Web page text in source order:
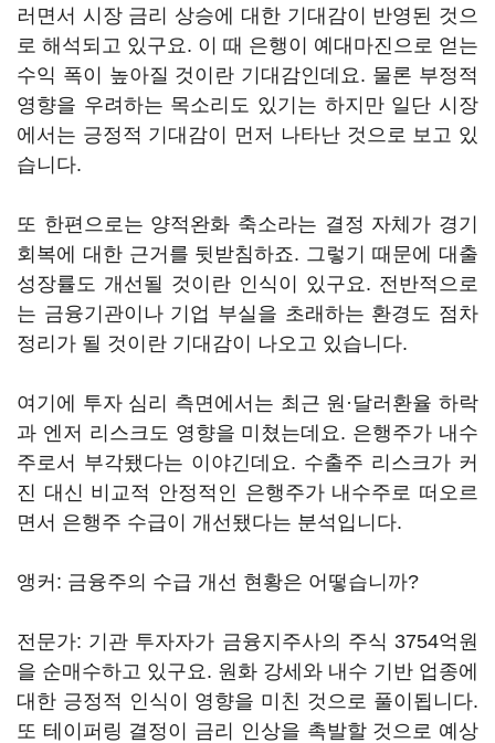
러면서 시장 금리 상승에 대한 기대감이 반영된 것으
로 해석되고 있구요. 이 때 은행이 예대마진으로 얻는
수익 폭이 높아질 것이란 기대감인데요. 물론 부정적
영향을 우려하는 목소리도 있기는 하지만 일단 시장
에서는 긍정적 기대감이 먼저 나타난 것으로 보고 있
습니다.
또 한편으로는 양적완화 축소라는 결정 자체가 경기
회복에 대한 근거를 뒷받침하죠. 그렇기 때문에 대출
성장률도 개선될 것이란 인식이 있구요. 전반적으로
는 금융기관이나 기업 부실을 초래하는 환경도 점차
정리가 될 것이란 기대감이 나오고 있습니다.
여기에 투자 심리 측면에서는 최근 원·달러환율 하락
과 엔저 리스크도 영향을 미쳤는데요. 은행주가 내수
주로서 부각됐다는 이야긴데요. 수출주 리스크가 커
진 대신 비교적 안정적인 은행주가 내수주로 떠오르
면서 은행주 수급이 개선됐다는 분석입니다.
앵커: 금융주의 수급 개선 현황은 어떻습니까?
전문가: 기관 투자자가 금융지주사의 주식 3754억원
을 순매수하고 있구요. 원화 강세와 내수 기반 업종에
대한 긍정적 인식이 영향을 미친 것으로 풀이됩니다.
또 테이퍼링 결정이 금리 인상을 촉발할 것으로 예상